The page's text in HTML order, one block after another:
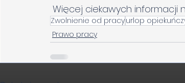
Więcej ciekawych informacji
Zwolnienie od pracyurlop
Prawo pracy